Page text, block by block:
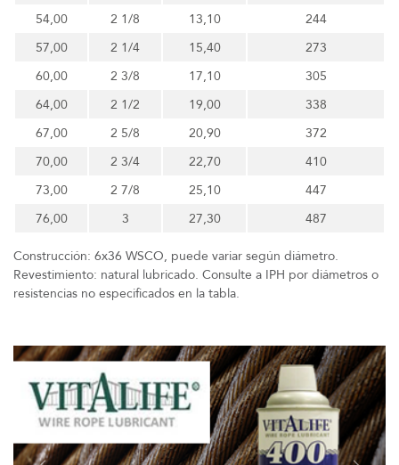
54,00
2 1/8 13,10
244
57,00
2 1/4 15,40
273
60,00
2 3/8 17,10
305
64,00
2 1/2 19,00
338
67,00
2 5/8 20,90
372
70,00
2 3/4 22,70
410
73,00
2 7/8 25,10
447
76,00
3 27,30 487
Construcción: 6x36 WSCO, puede variar según diámetro.
Revestimiento: natural lubricado. Consulte a IPH por diámetros o
resistencias no especificados en la tabla.